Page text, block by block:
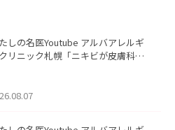
しの名医Youtube アルバアレルギ
リニック札幌「ニキビが皮膚科で
た。